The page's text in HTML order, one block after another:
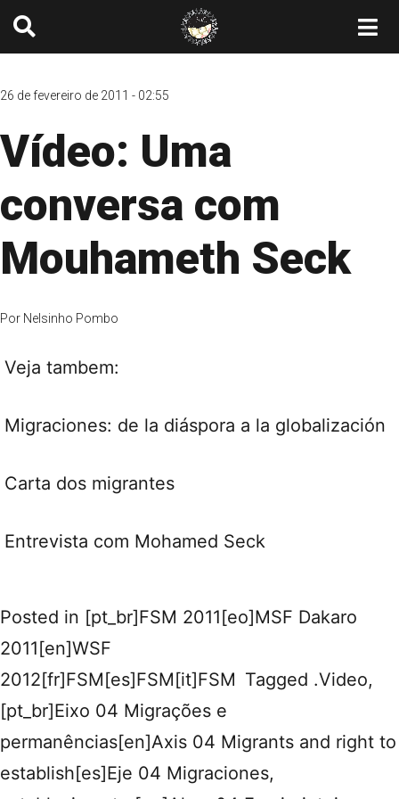
26 de fevereiro de 2011 - 02:55
Vídeo: Uma
conversa com
Mouhameth Seck
Por Nelsinho Pombo
Veja tambem:
Migraciones: de la diáspora a la globalización
Carta dos migrantes
Entrevista com Mohamed Seck
Posted in [pt_br]FSM 2011[eo]MSF Dakaro
2011[en]WSF
2012[fr]FSM[es]FSM[it]FSM Tagged .Video,
[pt_br]Eixo 04 Migrações e
permanências[en]Axis 04 Migrants and right to
establish[es]Eje 04 Migraciones,